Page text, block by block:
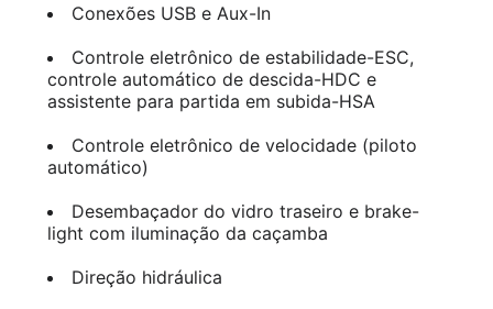
Conexões USB e Aux-In
Controle eletrônico de estabilidade-ESC,
controle automático de descida-HDC e
assistente para partida em subida-HSA
Controle eletrônico de velocidade (piloto
automático)
Desembaçador do vidro traseiro e brake-
light com iluminação da caçamba
Direção hidráulica